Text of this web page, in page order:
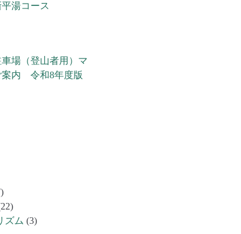
湯コース
場（登山者用）マ
案内 令和8年度版
ズム (3)